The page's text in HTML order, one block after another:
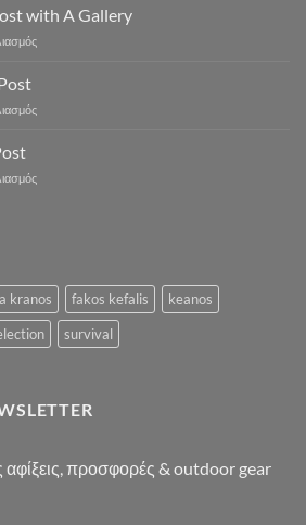
to
Flatsome
with A Gallery
στο
with
στο
Post
στο
kranos fakos kefalis
keanos
survival
αφίξεις, προσφορές & outdoor gear